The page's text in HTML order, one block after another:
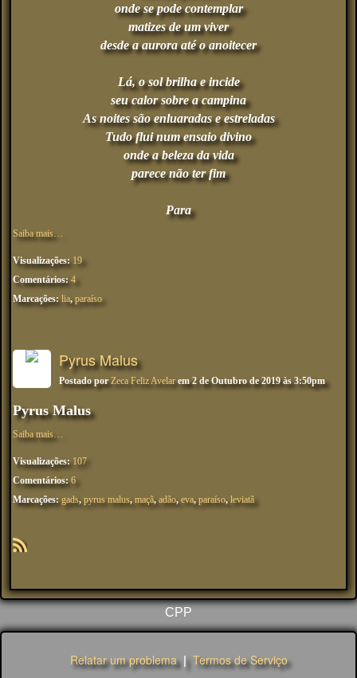
onde se pode contemplar
matizes de um viver
desde a aurora até o anoitecer
Lá, o sol brilha e incide
seu calor sobre a campina
As noites são enluaradas e estreladas
Tudo flui num ensaio divino
onde a beleza da vida
parece não ter fim
Para
Saiba mais…
Visualizações: 19
Comentários: 4
Marcações: lia, paraíso
Pyrus Malus
Postado porZeca Feliz Avelar em 2 de Outubro de 2019 às 3:50pm
Pyrus Malus
Saiba mais…
Visualizações: 107
Comentários: 6
Marcações: gads, pyrus malus, maçã,adão, eva, paraíso, leviatã
CPP
Relatar um problema|Termos de Serviço